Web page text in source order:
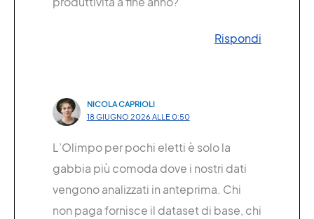
Rispondi
NICOLA CAPRIOLI
18 GIUGNO 2026 ALLE 0:50
L’Olimpo per pochi eletti è solo la
gabbia più comoda dove i nostri dati
vengono analizzati in anteprima. Chi
non paga fornisce il dataset di base, chi